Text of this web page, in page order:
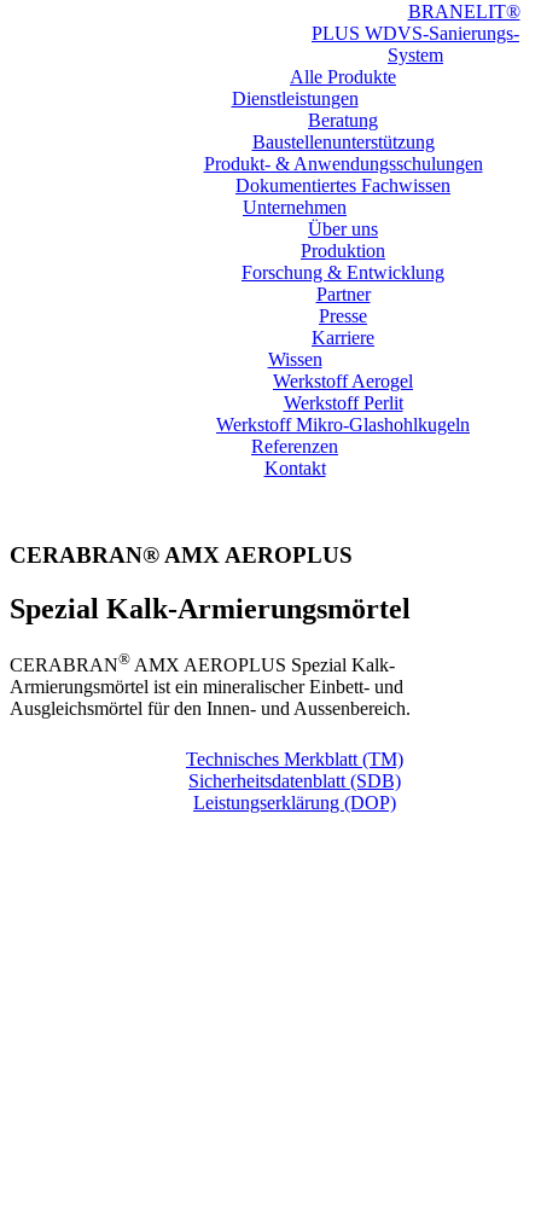
BRANELIT®
PLUS WDVS-Sanierungs-
System
Alle Produkte
Dienstleistungen
Beratung
Baustellen­unterstützung
Produkt- & Anwendungsschulungen
Dokumentiertes Fachwissen
Unternehmen
Über uns
Produktion
Forschung & Entwicklung
Partner
Presse
Karriere
Wissen
Werkstoff Aerogel
Werkstoff Perlit
Werkstoff Mikro-Glashohlkugeln
Referenzen
Kontakt
CERABRAN® AMX AEROPLUS
Spezial Kalk-Armierungsmörtel
CERABRAN® AMX AEROPLUS Spezial Kalk-
Armierungsmörtel ist ein mineralischer Einbett- und
Ausgleichsmörtel für den Innen- und Aussenbereich.
Technisches Merkblatt (TM)
Sicherheitsdatenblatt (SDB)
Leistungserklärung (DOP)